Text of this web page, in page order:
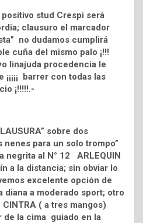
stud Crespi será
clausuro el marcador
no dudamos cumplirá
cuña del mismo palo ¡!!!
linajuda procedencia le
barrer con todas las
¡!!!!!.-
sobre dos
para un solo trompo”
negrita al N° 12 ARLEQUIN
a la distancia; sin obviar lo
excelente opción de
diana a moderado sport; otro
( a tres mangos)
de la cima guiado en la